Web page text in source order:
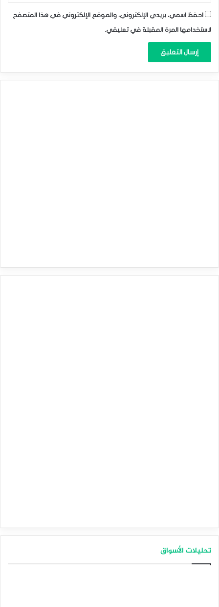
احفظ اسمي، بريدي الإلكتروني، والموقع الإلكتروني في هذا المتصفح
لاستخدامها المرة المقبلة في تعليقي.
تحليلات الأسواق